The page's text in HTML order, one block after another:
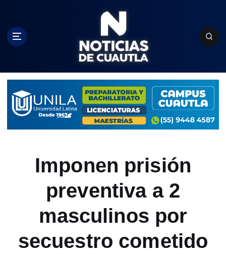
c
Imponen prisión
preventiva a 2
masculinos por
secuestro cometido